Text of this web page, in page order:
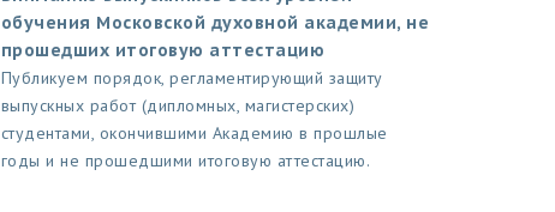
обучения Московской духовной академии, не
прошедших итоговую аттестацию
Публикуем порядок, регламентирующий защиту
выпускных работ (дипломных, магистерских)
студентами, окончившими Академию в прошлые
годы и не прошедшими итоговую аттестацию.